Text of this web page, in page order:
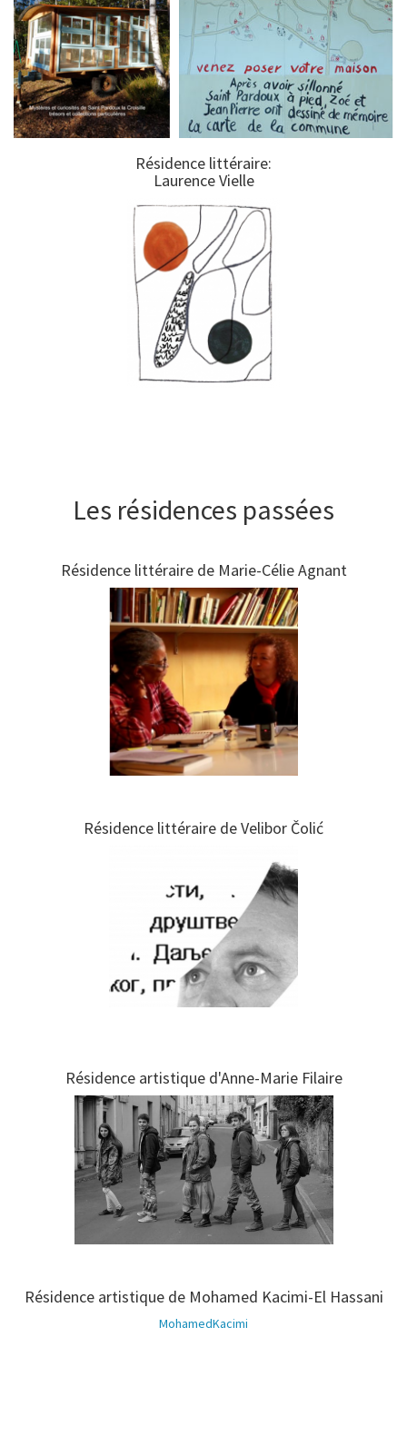
Résidence littéraire:
Laurence Vielle
Les résidences passées
Résidence littéraire de Marie-Célie Agnant
Résidence littéraire de Velibor Čolić
Résidence artistique d'Anne-Marie Filaire
Résidence artistique de Mohamed Kacimi-El Hassani
MohamedKacimi